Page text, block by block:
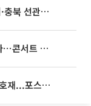
추가 압수수색
빅뱅, 20주년 기념 '새 뱅봉' 선보인다⋯콘서트 앞두고 팝업 개최
[증시키워드] 반도체 충격 뚫은 개별 호재...포스코퓨처엠·에코프로·한화솔루션 '눈길'